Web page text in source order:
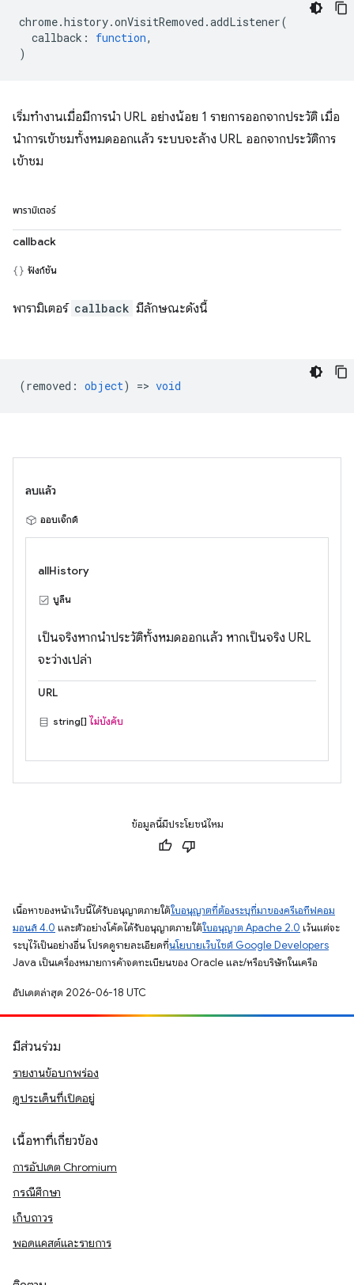
chrome.history.onVisitRemoved .addListener(
callback : function,
)
เริ่มทำงานเมื่อมีการนำ URL อย่างน้อย 1 รายการออกจากประวัติ เมื่อ
นำการเข้าชมทั้งหมดออกแล้ว ระบบจะล้าง URL ออกจากประวัติการ
เข้าชม
พารามิเตอร์
callback
ฟังก์ชัน
พารามิเตอร์ callback มีลักษณะดังนี้
(removed : object) => void
ลบแล้ว
ออบเจ็กต์
allHistory
บูลีน
เป็นจริงหากนำประวัติทั้งหมดออกแล้ว หากเป็นจริง URL
จะว่างเปล่า
URL
string[] ไม่บังคับ
ข้อมูลนี้มีประโยชน์ไหม
เนื้อหาของหน้าเว็บนี้ได้รับอนุญาตภายใต้ใบอนุญาตที่ต้องระบุที่มาของครีเอทีฟคอม
มอนส์ 4.0 และตัวอย่างโค้ดได้รับอนุญาตภายใต้ใบอนุญาต Apache 2.0 เว้นแต่จะ
ระบุไว้เป็นอย่างอื่น โปรดดูรายละเอียดที่นโยบายเว็บไซต์ Google Developers
Java เป็นเครื่องหมายการค้าจดทะเบียนของ Oracle และ/หรือบริษัทในเครือ
อัปเดตล่าสุด 2026-06-18 UTC
มีส่วนร่วม
รายงานข้อบกพร่อง
ดูประเด็นที่เปิดอยู่
เนื้อหาที่เกี่ยวข้อง
การอัปเดต Chromium
กรณีศึกษา
เก็บถาวร
พอดแคสต์และรายการ